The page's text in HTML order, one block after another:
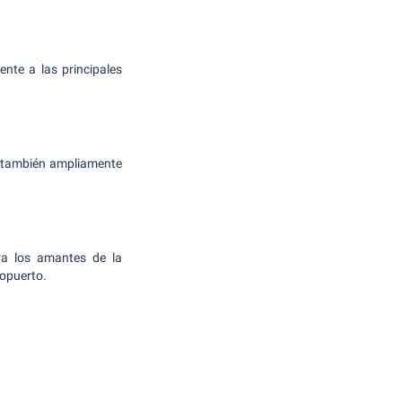
a las principales
ampliamente
los amantes de la